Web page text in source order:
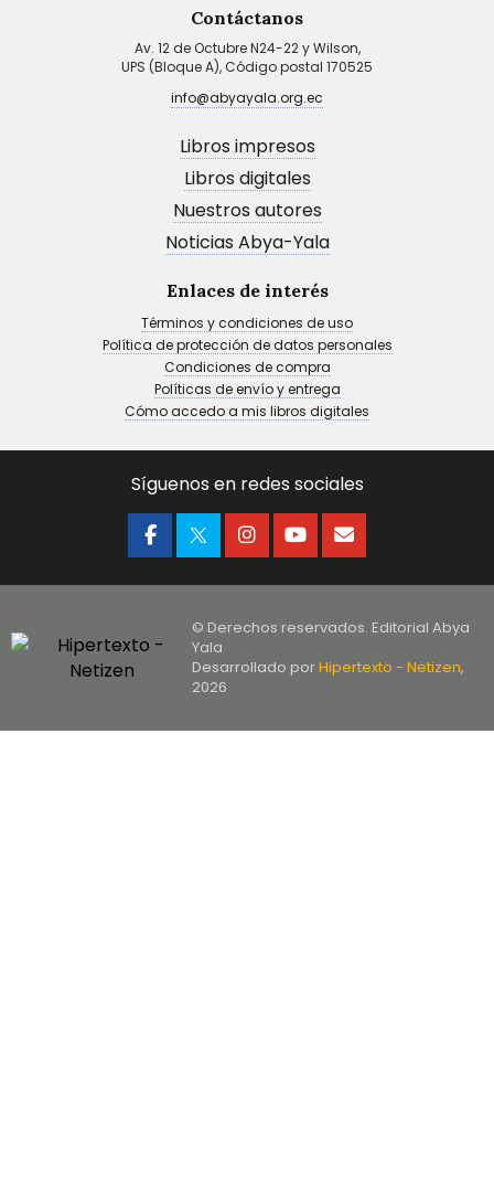
Contáctanos
Av. 12 de Octubre N24-22 y Wilson,
UPS (Bloque A), Código postal 170525
info@abyayala.org.ec
Libros impresos
Libros digitales
Nuestros autores
Noticias Abya-Yala
Enlaces de interés
Términos y condiciones de uso
Política de protección de datos personales
Condiciones de compra
Políticas de envío y entrega
Cómo accedo a mis libros digitales
Síguenos en redes sociales
© Derechos reservados. Editorial Abya
Yala
Desarrollado porHipertexto - Netizen,
2026